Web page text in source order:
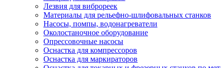
Лезвия для виброреек
Материалы для рельефно-шлифовальных станков
Насосы, помпы, водонагреватели
Околостаночное оборудование
Опрессовочные насосы
Оснастка для компрессоров
Оснастка для маркираторов